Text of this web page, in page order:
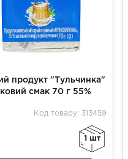
продукт "Тульчинка"
смак 70 г 55%
Код товару: 313459
1 шт